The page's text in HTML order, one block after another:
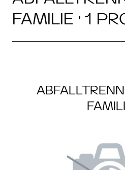
FAMILIE · 1